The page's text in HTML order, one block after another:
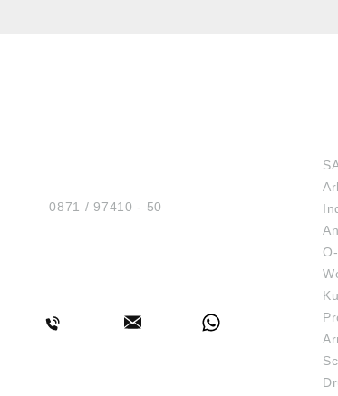
Tel.:0871 / 97410 - 50